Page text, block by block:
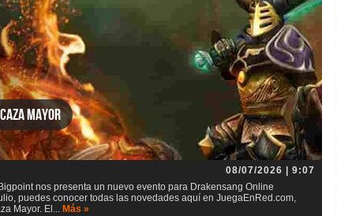
mayor
08/07/2026 | 9:07
nos presenta un nuevo evento para Drakensang Online
puedes conocer todas las novedades aquí en JuegaEnRed.com,
Mayor. El... Más »